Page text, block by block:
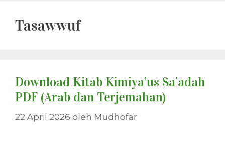
Tasawwuf
Download Kitab Kimiya’us Sa’adah
PDF (Arab dan Terjemahan)
22 April 2026 oleh Mudhofar